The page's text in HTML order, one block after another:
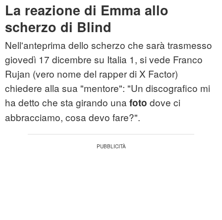
La reazione di Emma allo
scherzo di Blind
Nell'anteprima dello scherzo che sarà trasmesso
giovedì 17 dicembre su Italia 1, si vede Franco
Rujan (vero nome del rapper di X Factor)
chiedere alla sua "mentore": "Un discografico mi
ha detto che sta girando una foto dove ci
abbracciamo, cosa devo fare?".